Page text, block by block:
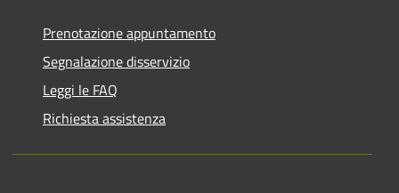
Prenotazione appuntamento
Segnalazione disservizio
Leggi le FAQ
Richiesta assistenza